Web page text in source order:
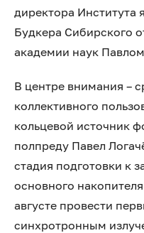
директора
Будкера Сибирского
академии наук
В центре внимания –
коллективного
кольцевой источник
полпреду Павел
стадия подготовки к
основного
августе провести
синхротронным